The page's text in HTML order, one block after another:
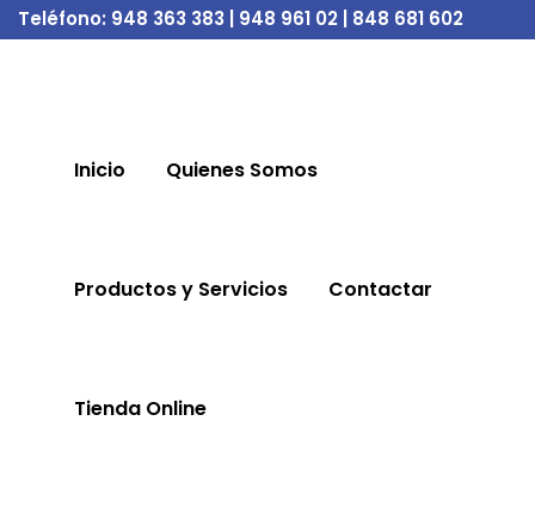
Teléfono: 948 363 383 | 948 961 02 | 848 681 602
Inicio Quienes Somos
Productos y Servicios Contactar
Tienda Online